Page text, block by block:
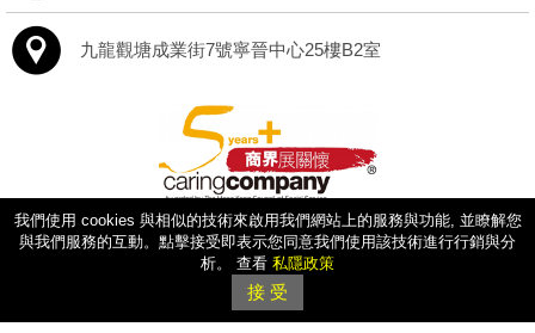
九龍觀塘成業街7號寧晉中心25樓B2室
Copyright © Century 21 Fruitful Properties. All Rights Reserved. (公司牌照: C-
048898)
我們使用 cookies 與相似的技術來啟用我們網站上的服務與功能, 並瞭解您
與我們服務的互動。點擊接受即表示您同意我們使用該技術進行行銷與分
析。 查看 私隱政策
接 受